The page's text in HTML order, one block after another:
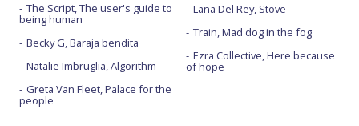
14.Sôber: Mi refugio
15.The Rolling Stones: Jealous lover
16.Phoebe Bridgers: Lost boys
17.Ana Mena y Lola Indigo: Pa ti toa <3
The Script, The user's guide to
being human
Becky G, Baraja bendita
Natalie Imbruglia, Algorithm
Greta Van Fleet, Palace for the
people
Lana Del Rey, Stove
Train, Mad dog in the fog
Ezra Collective, Here because
of hope